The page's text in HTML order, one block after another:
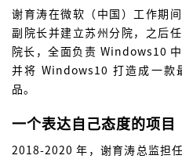
谢育涛在微软（中国）工作期
副院长并建立苏州分院，之后
院长，全面负责 Windows10
并将 Windows10 打造成一
品。
一个表达自己态度的项目
2018-2020 年，谢育涛总监担